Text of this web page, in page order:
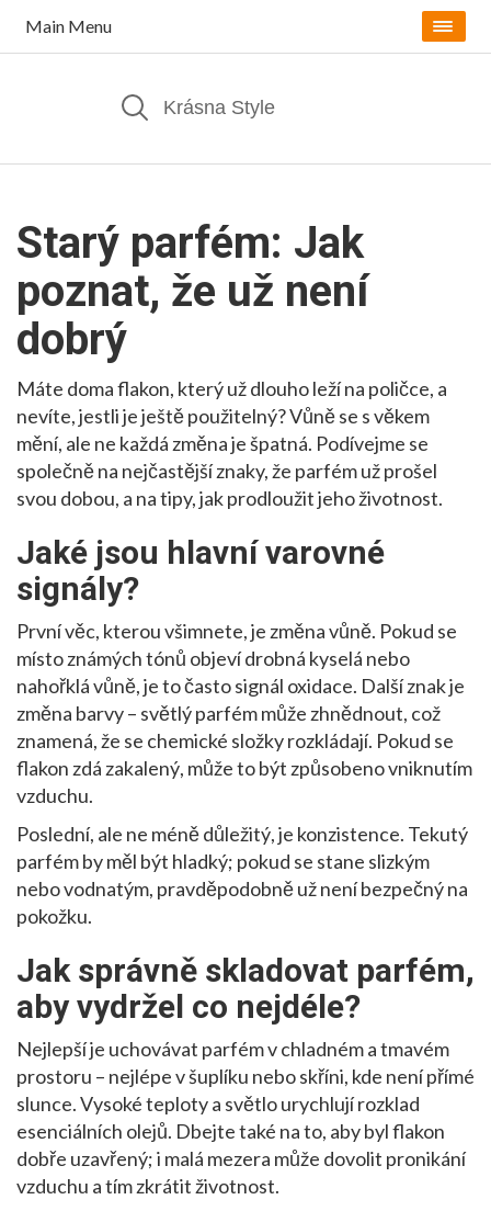
Main Menu
Starý parfém: Jak
poznat, že už není
dobrý
Máte doma flakon, který už dlouho leží na poličce, a
nevíte, jestli je ještě použitelný? Vůně se s věkem
mění, ale ne každá změna je špatná. Podívejme se
společně na nejčastější znaky, že parfém už prošel
svou dobou, a na tipy, jak prodloužit jeho životnost.
Jaké jsou hlavní varovné
signály?
První věc, kterou všimnete, je změna vůně. Pokud se
místo známých tónů objeví drobná kyselá nebo
nahořklá vůně, je to často signál oxidace. Další znak je
změna barvy – světlý parfém může zhnědnout, což
znamená, že se chemické složky rozkládají. Pokud se
flakon zdá zakalený, může to být způsobeno vniknutím
vzduchu.
Poslední, ale ne méně důležitý, je konzistence. Tekutý
parfém by měl být hladký; pokud se stane slizkým
nebo vodnatým, pravděpodobně už není bezpečný na
pokožku.
Jak správně skladovat parfém,
aby vydržel co nejdéle?
Nejlepší je uchovávat parfém v chladném a tmavém
prostoru – nejlépe v šuplíku nebo skříni, kde není přímé
slunce. Vysoké teploty a světlo urychlují rozklad
esenciálních olejů. Dbejte také na to, aby byl flakon
dobře uzavřený; i malá mezera může dovolit pronikání
vzduchu a tím zkrátit životnost.